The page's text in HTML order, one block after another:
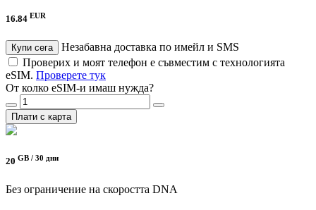
16.84 EUR
Купи сега
Незабавна доставка по имейл и SMS
Проверих и моят телефон е съвместим с технологията
eSIM. Проверете тук
От колко eSIM-и имаш нужда?
Плати с карта
20 GB / 30 дни
Без ограничение на скоростта DNA